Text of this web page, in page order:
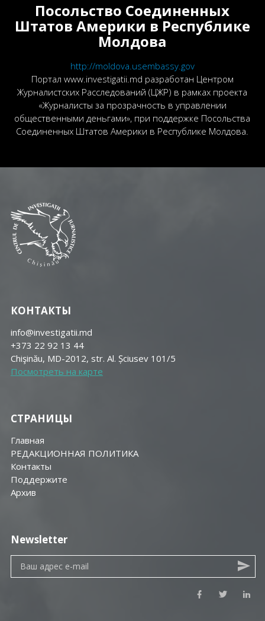
Посольство Соединенных
Штатов Америки в Республике
Молдова
http://moldova.usembassy.gov
Портал www.investigatii.md разработан Центром
Журналистских Расследований (ЦЖР) в рамках проекта
«Журналисты за прозрачность в управлении
общественными деньгами», при поддержке Посольства
Соединенных Штатов Америки в Республике Молдова.
КОНТАКТЫ
info@investigatii.md
+373 22 92 13 44
Chişinău, MD-2012, str. Al. Șciusev 101/5
Посмотреть на карте
СТРАНИЦЫ
Главная
РЕДАКЦИОННАЯ ПОЛИТИКА
Контакты
Поддержите
Aрхив
Newsletter